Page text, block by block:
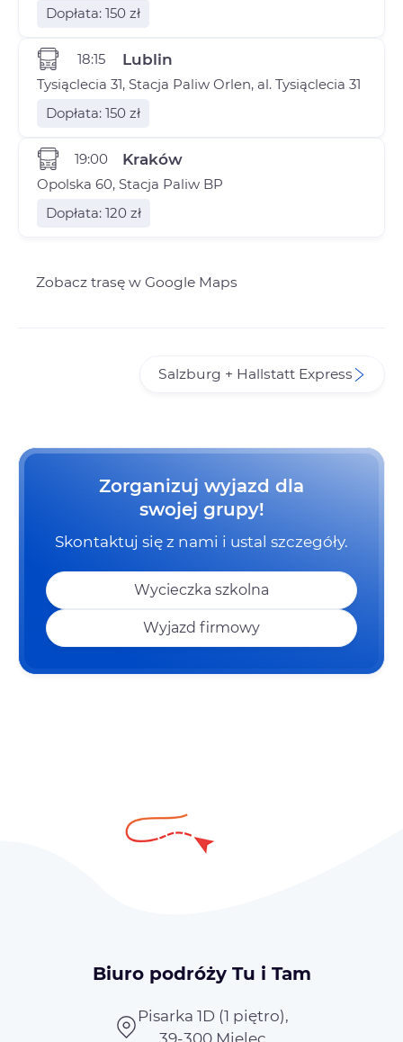
Dopłata: 150 zł
18:15 Lublin
Tysiąclecia 31, Stacja Paliw Orlen, al. Tysiąclecia 31
Dopłata: 150 zł
19:00 Kraków
Opolska 60, Stacja Paliw BP
Dopłata: 120 zł
Zobacz trasę w Google Maps
Salzburg + Hallstatt Express
Zorganizuj wyjazd dla
swojej grupy!
Skontaktuj się z nami i ustal szczegóły.
Wycieczka szkolna
Wyjazd firmowy
Biuro podróży Tu i Tam
Pisarka 1D (1 piętro),
39-300 Mielec